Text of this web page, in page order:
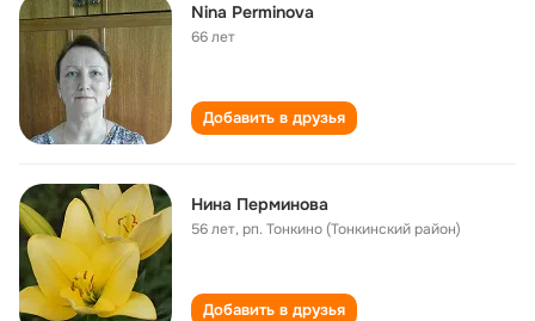
Nina Perminova
66 лет
Добавить в друзья
Нина Перминова
56 лет,рп. Тонкино (Тонкинский район)
Добавить в друзья